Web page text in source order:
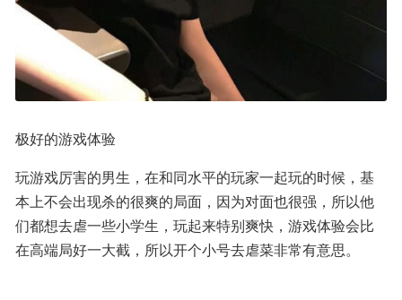
极好的游戏体验
玩游戏厉害的男生，在和同水平的玩家一起玩的时候，基
本上不会出现杀的很爽的局面，因为对面也很强，所以他
们都想去虐一些小学生，玩起来特别爽快，游戏体验会比
在高端局好一大截，所以开个小号去虐菜非常有意思。